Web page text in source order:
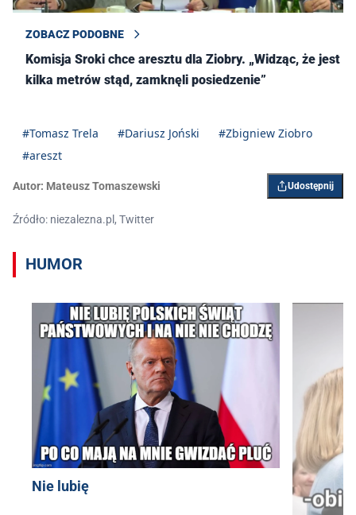
ZOBACZ PODOBNE
Komisja Sroki chce aresztu dla Ziobry. „Widząc, że jest
kilka metrów stąd, zamknęli posiedzenie”
#Tomasz Trela #Dariusz Joński
#Zbigniew Ziobro
#areszt
Autor: Mateusz Tomaszewski Udostępnij
Źródło: niezalezna.pl, Twitter
HUMOR
Nie lubię